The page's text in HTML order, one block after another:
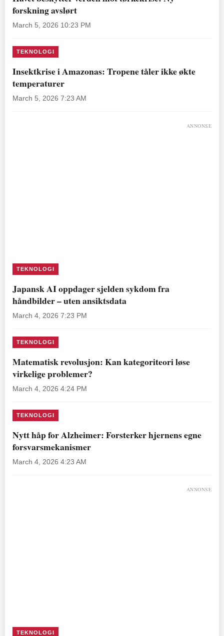
forskning avslørt
March 5, 2026 10:23 PM
TEKNOLOGI
Insektkrise i Amazonas: Tropene tåler ikke økte
temperaturer
March 5, 2026 7:23 AM
ANNONSE
TEKNOLOGI
Japansk AI oppdager sjelden sykdom fra
håndbilder – uten ansiktsdata
March 4, 2026 7:23 PM
TEKNOLOGI
Matematisk revolusjon: Kan kategoriteori løse
virkelige problemer?
March 4, 2026 4:24 PM
TEKNOLOGI
Nytt håp for Alzheimer: Forsterker hjernens egne
forsvarsmekanismer
March 4, 2026 4:23 AM
ANNONSE
TEKNOLOGI